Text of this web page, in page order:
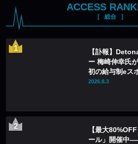
ACCESS
総合
【訃報】
ー 梅崎伸幸氏
初の給与制eス
2026.8.3
【最大
ール」開催中